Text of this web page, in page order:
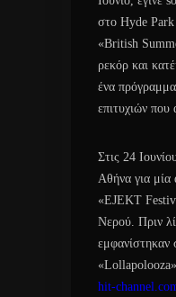
στο Hyde Park
«British
ρεκόρ και
ένα
επιτυχιών
Στις 24
Αθήνα για μία
«EJEKT
Νερού. Πριν
εμφανίστηκαν
hit-